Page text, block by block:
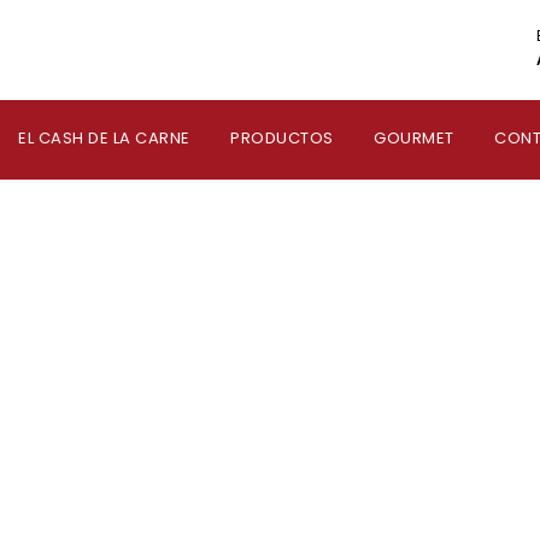
EL CASH DE LA CARNE PRODUCTOS GOURMET